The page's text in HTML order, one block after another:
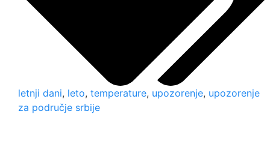
letnji dani, leto, temperature, upozorenje, upozorenje
za područje srbije